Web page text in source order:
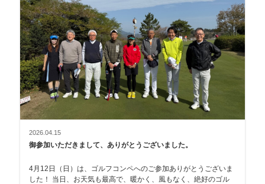
2026.04.15
御参加いただきまして、ありがとうございました。
4月12日（日）は、ゴルフコンペへのご参加ありがとうございま
した！ 当日、お天気も最高で、暖かく、風もなく、絶好のゴル